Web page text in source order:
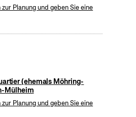
Planung und geben Sie eine
(ehemals Möhring-
Mülheim
Planung und geben Sie eine